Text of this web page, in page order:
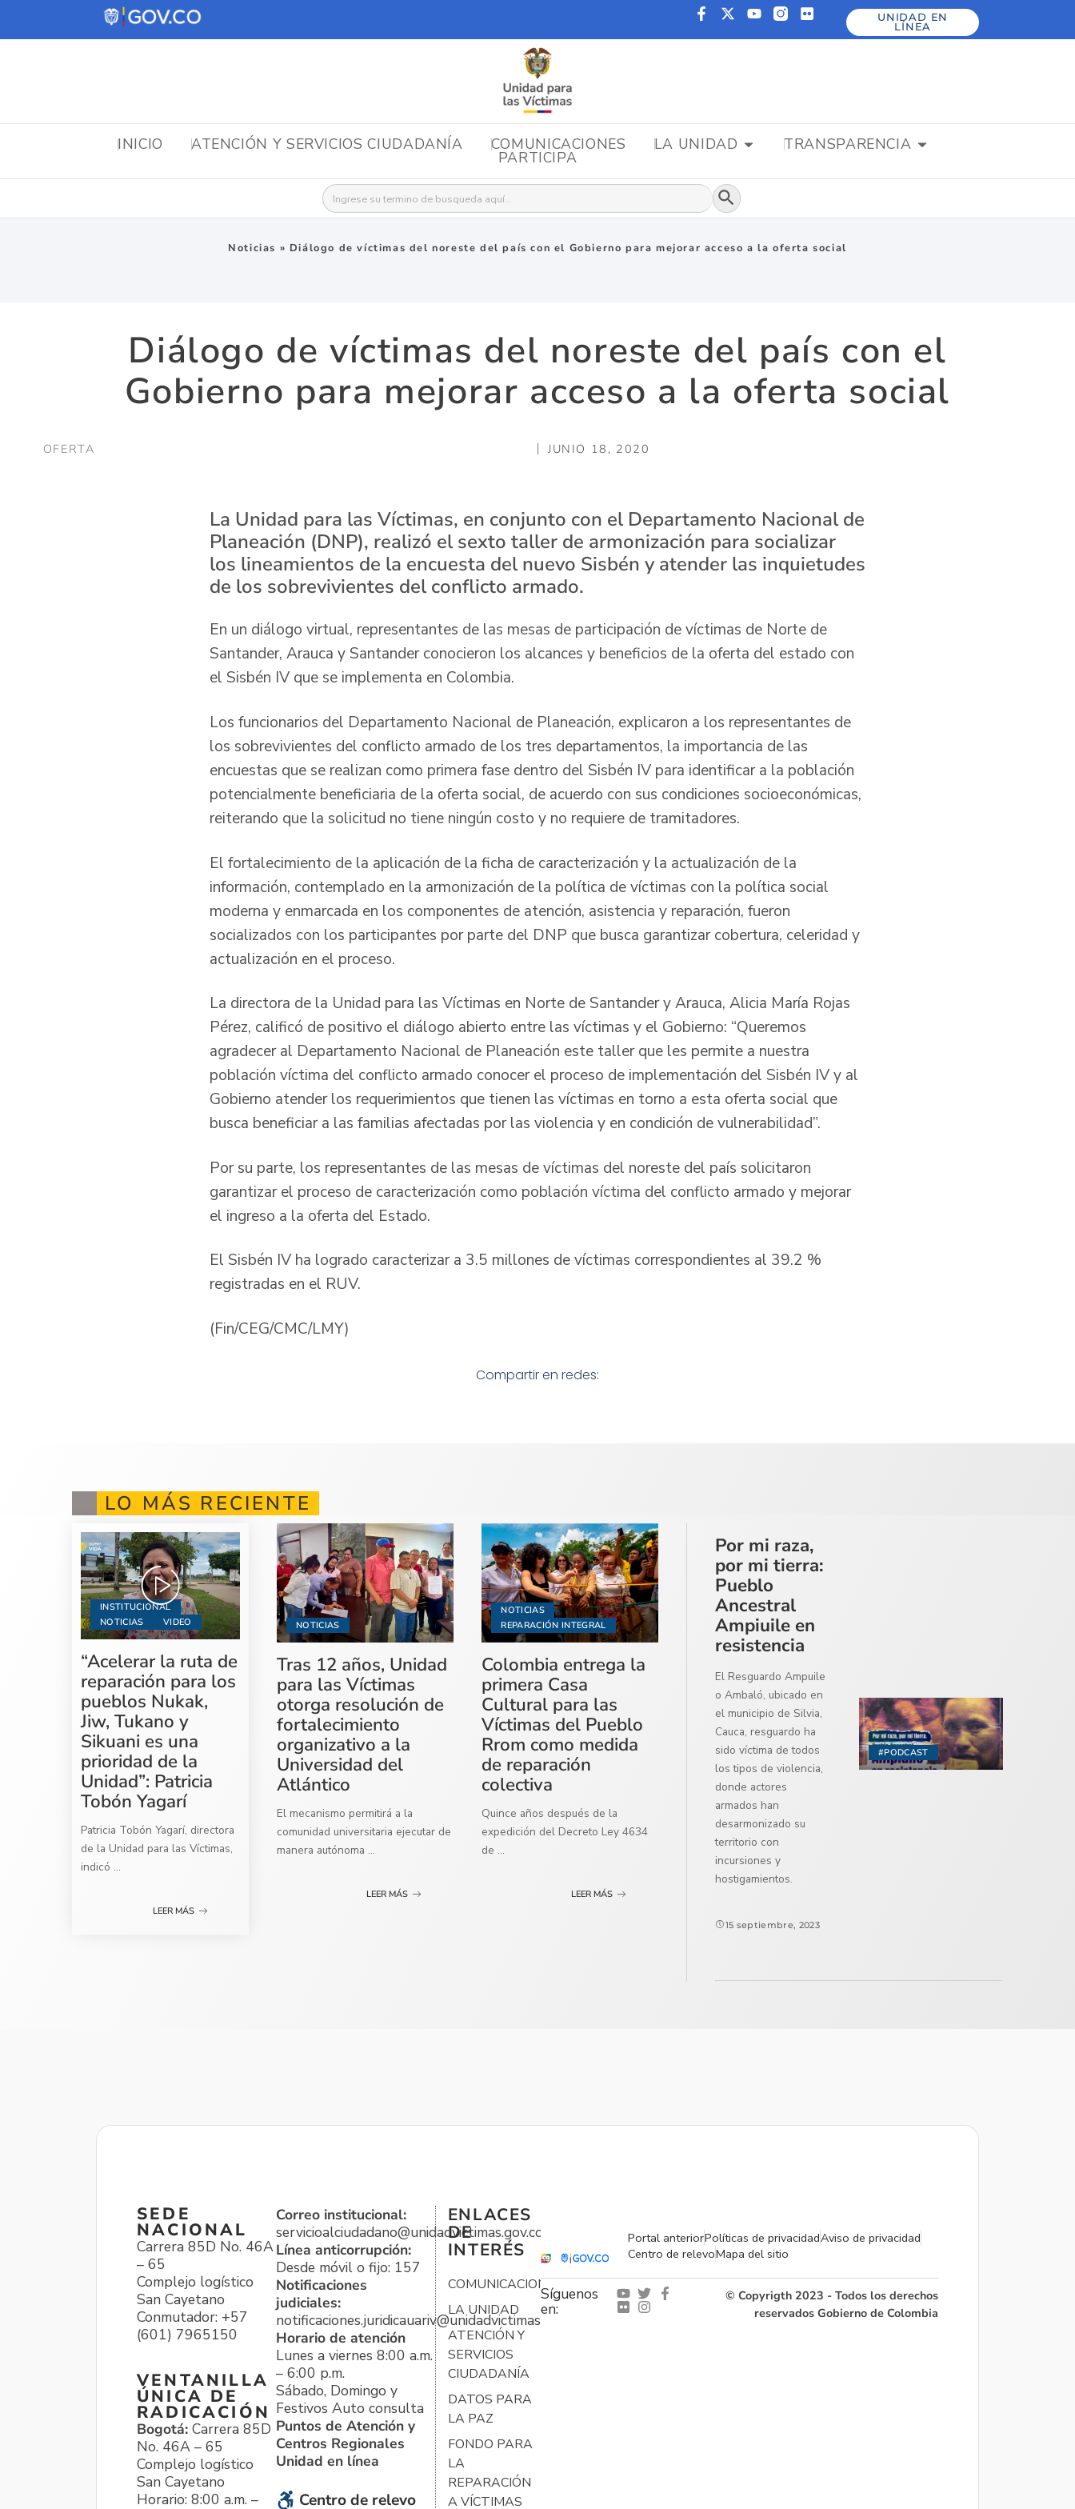
UNIDAD EN
LÍNEA
INICIO ATENCIÓN Y SERVICIOS CIUDADANÍA COMUNICACIONES LA UNIDAD TRANSPARENCIA
PARTICIPA
Buscar: Botón de búsqueda
Noticias » Diálogo de víctimas del noreste del país con el Gobierno para mejorar acceso a la oferta social
Diálogo de víctimas del noreste del país con el
Gobierno para mejorar acceso a la oferta social
OFERTA JUNIO 18, 2020
La Unidad para las Víctimas, en conjunto con el Departamento Nacional de
Planeación (DNP), realizó el sexto taller de armonización para socializar
los lineamientos de la encuesta del nuevo Sisbén y atender las inquietudes
de los sobrevivientes del conflicto armado.
En un diálogo virtual, representantes de las mesas de participación de víctimas de Norte de
Santander, Arauca y Santander conocieron los alcances y beneficios de la oferta del estado con
el Sisbén IV que se implementa en Colombia.
Los funcionarios del Departamento Nacional de Planeación, explicaron a los representantes de
los sobrevivientes del conflicto armado de los tres departamentos, la importancia de las
encuestas que se realizan como primera fase dentro del Sisbén IV para identificar a la población
potencialmente beneficiaria de la oferta social, de acuerdo con sus condiciones socioeconómicas,
reiterando que la solicitud no tiene ningún costo y no requiere de tramitadores.
El fortalecimiento de la aplicación de la ficha de caracterización y la actualización de la
información, contemplado en la armonización de la política de víctimas con la política social
moderna y enmarcada en los componentes de atención, asistencia y reparación, fueron
socializados con los participantes por parte del DNP que busca garantizar cobertura, celeridad y
actualización en el proceso.
La directora de la Unidad para las Víctimas en Norte de Santander y Arauca, Alicia María Rojas
Pérez, calificó de positivo el diálogo abierto entre las víctimas y el Gobierno: “Queremos
agradecer al Departamento Nacional de Planeación este taller que les permite a nuestra
población víctima del conflicto armado conocer el proceso de implementación del Sisbén IV y al
Gobierno atender los requerimientos que tienen las víctimas en torno a esta oferta social que
busca beneficiar a las familias afectadas por las violencia y en condición de vulnerabilidad”.
Por su parte, los representantes de las mesas de víctimas del noreste del país solicitaron
garantizar el proceso de caracterización como población víctima del conflicto armado y mejorar
el ingreso a la oferta del Estado.
El Sisbén IV ha logrado caracterizar a 3.5 millones de víctimas correspondientes al 39.2 %
registradas en el RUV.
(Fin/CEG/CMC/LMY)
Compartir en redes:
LO MÁS RECIENTE
INSTITUCIONAL
NOTICIAS
VIDEO
“Acelerar la ruta de
reparación para los
pueblos Nukak,
Jiw, Tukano y
Sikuani es una
prioridad de la
Unidad”: Patricia
Tobón Yagarí
Patricia Tobón Yagarí, directora
de la Unidad para las Víctimas,
indicó ...
LEER MÁS
NOTICIAS
Tras 12 años, Unidad
para las Víctimas
otorga resolución de
fortalecimiento
organizativo a la
Universidad del
Atlántico
El mecanismo permitirá a la
comunidad universitaria ejecutar de
manera autónoma ...
LEER MÁS
NOTICIAS
REPARACIÓN INTEGRAL
Colombia entrega la
primera Casa
Cultural para las
Víctimas del Pueblo
Rrom como medida
de reparación
colectiva
Quince años después de la
expedición del Decreto Ley 4634
de ...
LEER MÁS
#PODCAST
Por mi raza,
por mi tierra:
Pueblo
Ancestral
Ampiuile en
resistencia
El Resguardo Ampuile
o Ambaló, ubicado en
el municipio de Silvia,
Cauca, resguardo ha
sido víctima de todos
los tipos de violencia,
donde actores
armados han
desarmonizado su
territorio con
incursiones y
hostigamientos.
15 septiembre, 2023
SEDE
NACIONAL
Carrera 85D No. 46A
– 65
Complejo logístico
San Cayetano
Conmutador: +57
(601) 7965150
VENTANILLA
ÚNICA DE
RADICACIÓN
Bogotá: Carrera 85D
No. 46A – 65
Complejo logístico
San Cayetano
Horario: 8:00 a.m. –
Correo institucional:
servicioalciudadano@unidadvictimas.gov.co
Línea anticorrupción:
Desde móvil o fijo: 157
Notificaciones
judiciales:
notificaciones.juridicauariv@unidadvictimas.gov.co
Horario de atención
Lunes a viernes 8:00 a.m.
– 6:00 p.m.
Sábado, Domingo y
Festivos Auto consulta
Puntos de Atención y
Centros Regionales
Unidad en línea
Centro de relevo
ENLACES
DE
INTERÉS
COMUNICACIONES
LA UNIDAD
ATENCIÓN Y
SERVICIOS
CIUDADANÍA
DATOS PARA
LA PAZ
FONDO PARA
LA
REPARACIÓN
A VÍCTIMAS
Portal anteriorPolíticas de privacidadAviso de privacidad
Centro de relevoMapa del sitio
Síguenos
en:
© Copyrigth 2023 - Todos los derechos
reservados Gobierno de Colombia